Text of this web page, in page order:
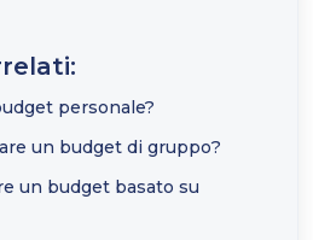
personale?
un budget di gruppo?
un budget basato su